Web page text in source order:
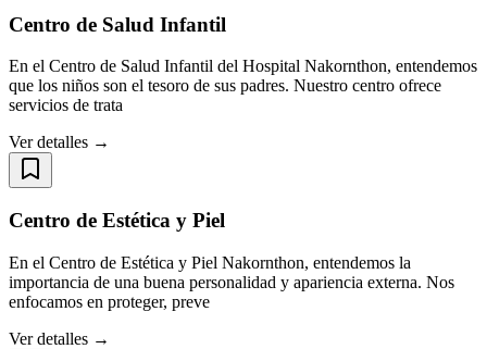
Centro de Salud Infantil
En el Centro de Salud Infantil del Hospital Nakornthon, entendemos
que los niños son el tesoro de sus padres. Nuestro centro ofrece
servicios de trata
Ver detalles →
Centro de Estética y Piel
En el Centro de Estética y Piel Nakornthon, entendemos la
importancia de una buena personalidad y apariencia externa. Nos
enfocamos en proteger, preve
Ver detalles →